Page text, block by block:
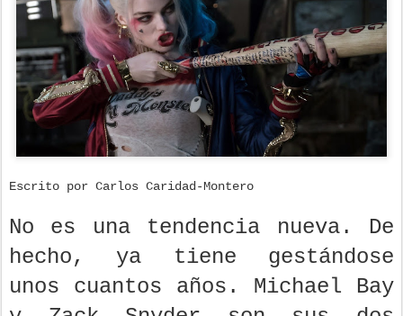
Escrito por Carlos Caridad-Montero
No es una tendencia nueva. De
hecho, ya tiene gestándose
unos cuantos años. Michael Bay